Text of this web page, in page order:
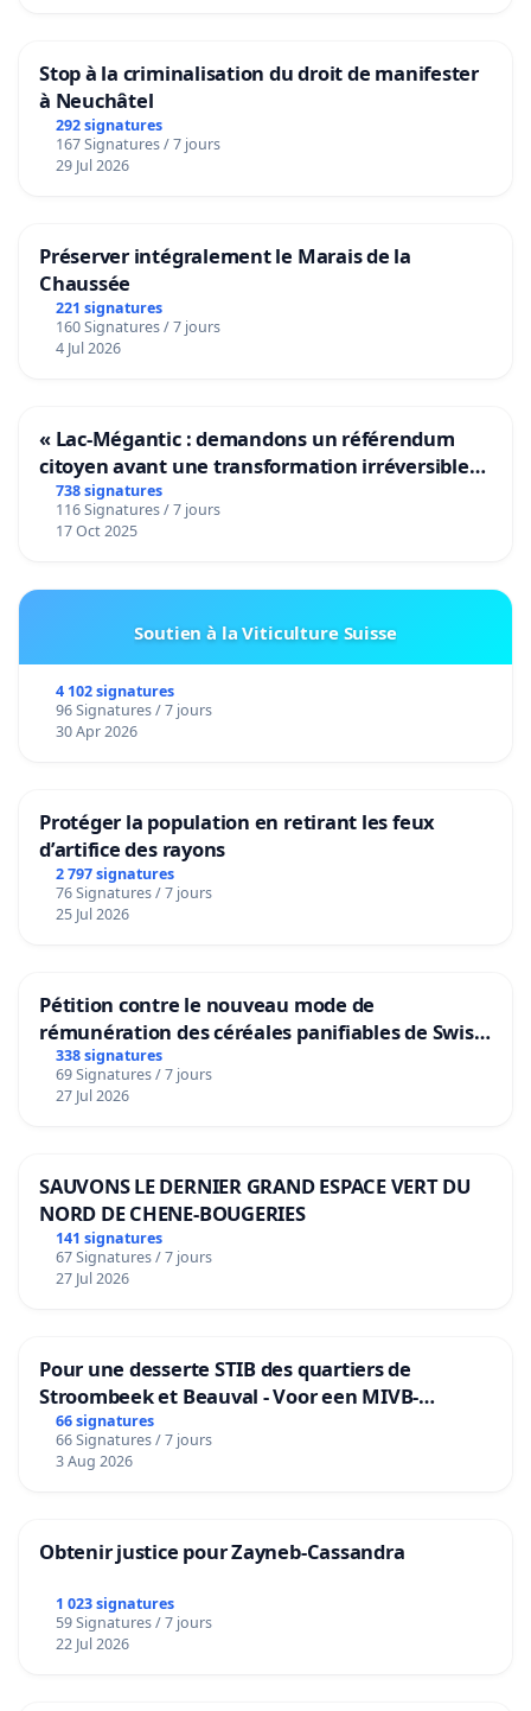
Stop à la criminalisation du droit de manifester
à Neuchâtel
292 signatures
167 Signatures / 7 jours
29 Jul 2026
Préserver intégralement le Marais de la
Chaussée
221 signatures
160 Signatures / 7 jours
4 Jul 2026
« Lac-Mégantic : demandons un référendum
citoyen avant une transformation irréversible
de notre territoire »
738 signatures
116 Signatures / 7 jours
17 Oct 2025
Soutien à la Viticulture Suisse
4 102 signatures
96 Signatures / 7 jours
30 Apr 2026
Protéger la population en retirant les feux
d’artifice des rayons
2 797 signatures
76 Signatures / 7 jours
25 Jul 2026
Pétition contre le nouveau mode de
rémunération des céréales panifiables de Swiss
granum basé sur la teneur en protéines
338 signatures
69 Signatures / 7 jours
27 Jul 2026
SAUVONS LE DERNIER GRAND ESPACE VERT DU
NORD DE CHENE-BOUGERIES
141 signatures
67 Signatures / 7 jours
27 Jul 2026
Pour une desserte STIB des quartiers de
Stroombeek et Beauval - Voor een MIVB-
bediening van de wijken Strombeek en Het
Voor
66 signatures
66 Signatures / 7 jours
3 Aug 2026
Obtenir justice pour Zayneb-Cassandra
1 023 signatures
59 Signatures / 7 jours
22 Jul 2026